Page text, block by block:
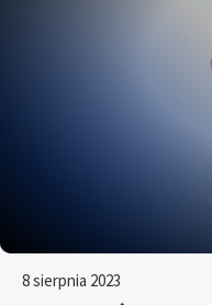
8 sierpnia 2023